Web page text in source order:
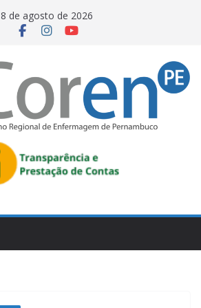
8 de agosto de 2026